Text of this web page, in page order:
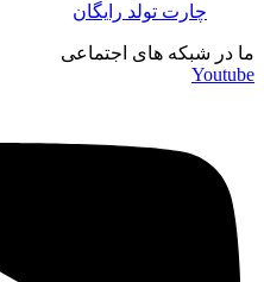
چارت تولد رایگان
ما در شبکه های اجتماعی
Youtube